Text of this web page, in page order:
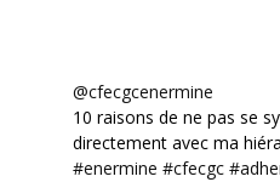
@cfecgcenermine
10 raisons de ne pas se
directement avec ma
#enermine #cfecgc